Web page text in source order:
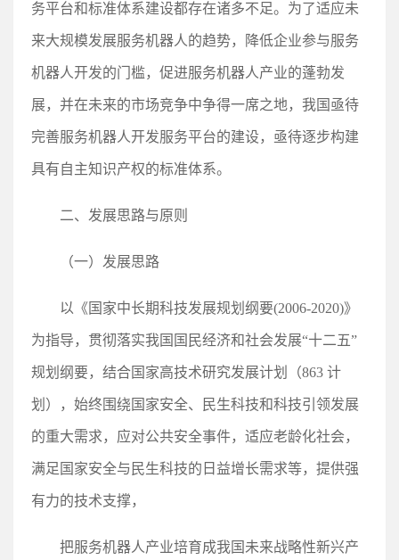
务平台和标准体系建设都存在诸多不足。为了适应未
来大规模发展服务机器人的趋势，降低企业参与服务
机器人开发的门槛，促进服务机器人产业的蓬勃发
展，并在未来的市场竞争中争得一席之地，我国亟待
完善服务机器人开发服务平台的建设，亟待逐步构建
具有自主知识产权的标准体系。
二、发展思路与原则
（一）发展思路
以《国家中长期科技发展规划纲要(2006-2020)》
为指导，贯彻落实我国国民经济和社会发展“十二五”
规划纲要，结合国家高技术研究发展计划（863 计
划），始终围绕国家安全、民生科技和科技引领发展
的重大需求，应对公共安全事件，适应老龄化社会，
满足国家安全与民生科技的日益增长需求等，提供强
有力的技术支撑，
把服务机器人产业培育成我国未来战略性新兴产